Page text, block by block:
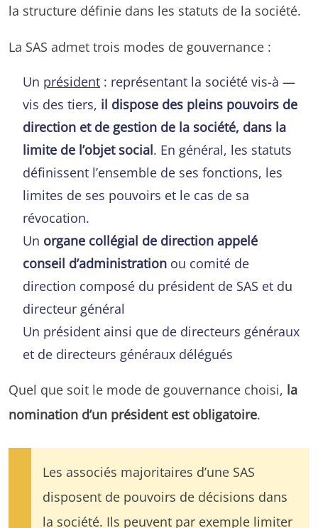
la structure définie dans les statuts de la société.
La SAS admet trois modes de gouvernance :
Un président : représentant la société vis-à —
vis des tiers, il dispose des pleins pouvoirs de
direction et de gestion de la société, dans la
limite de l’objet social. En général, les statuts
définissent l’ensemble de ses fonctions, les
limites de ses pouvoirs et le cas de sa
révocation.
Un organe collégial de direction appelé
conseil d’administration ou comité de
direction composé du président de SAS et du
directeur général
Un président ainsi que de directeurs généraux
et de directeurs généraux délégués
Quel que soit le mode de gouvernance choisi, la
nomination d’un président est obligatoire.
Les associés majoritaires d’une SAS
disposent de pouvoirs de décisions dans
la société. Ils peuvent par exemple limiter